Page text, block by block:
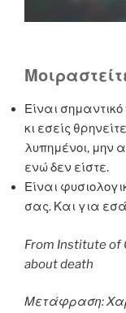
Είναι
κι εσείς
λυπημένοι, μην
ενώ δεν είστε.
Είναι
σας. Και για
From Institute of
about death
Μετάφραση: